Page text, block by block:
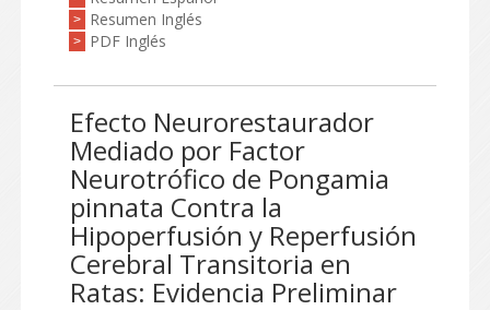
> Resumen Inglés
> PDF Inglés
Efecto Neurorestaurador
Mediado por Factor
Neurotrófico de Pongamia
pinnata Contra la
Hipoperfusión y Reperfusión
Cerebral Transitoria en
Ratas: Evidencia Preliminar